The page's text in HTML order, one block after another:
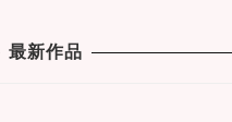
最新作品